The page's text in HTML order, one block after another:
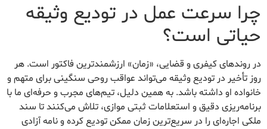
چرا سرعت عمل در تودیع وثیقه
حیاتی است؟
در روندهای کیفری و قضایی، «زمان» ارزشمندترین فاکتور است. هر
روز تأخیر در تودیع وثیقه می‌تواند عواقب روحی سنگینی برای متهم و
خانواده او داشته باشد. به همین دلیل، تیم‌های مجرب و حرفه‌ای ما با
برنامه‌ریزی دقیق و استعلامات ثبتی موازی، تلاش می‌کنند تا سند
ملکی اجاره‌ای را در سریع‌ترین زمان ممکن تودیع کرده و نامه آزادی